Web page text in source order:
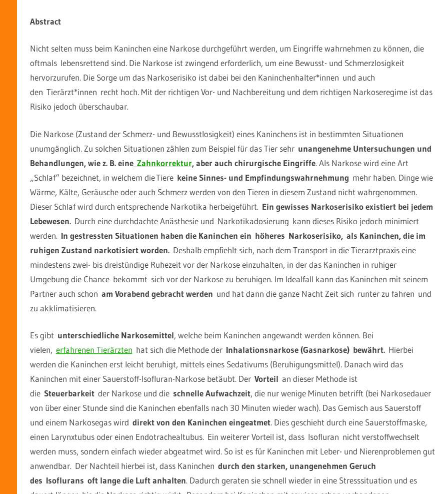
Abstract
Nicht selten muss beim Kaninchen eine Narkose durchgeführt werden, um Eingriffe wahrnehmen zu können, die
oftmals lebensrettend sind. Die Narkose ist zwingend erforderlich, um eine Bewusst- und Schmerzlosigkeit
hervorzurufen. Die Sorge um das Narkoserisiko ist dabei bei den Kaninchenhalter*innen und auch
den Tierärzt*innen recht hoch. Mit der richtigen Vor- und Nachbereitung und dem richtigen Narkoseregime ist das
Risiko jedoch überschaubar.
Die Narkose (Zustand der Schmerz- und Bewusstlosigkeit) eines Kaninchens ist in bestimmten Situationen
unumgänglich. Zu solchen Situationen zählen zum Beispiel für das Tier sehr unangenehme Untersuchungen und
Behandlungen, wie z. B. eineZahnkorrektur, aber auch chirurgische Eingriffe. Als Narkose wird eine Art
„Schlaf“ bezeichnet, in welchem die Tiere keine Sinnes- und Empfindungswahrnehmung mehr haben. Dinge wie
Wärme, Kälte, Geräusche oder auch Schmerz werden von den Tieren in diesem Zustand nicht wahrgenommen.
Dieser Schlaf wird durch entsprechende Narkotika herbeigeführt. Ein gewisses Narkoserisiko existiert bei jedem
Lebewesen.Durch eine durchdachte Anästhesie und Narkotikadosierung kann dieses Risiko jedoch minimiert
werden.In gestressten Situationen haben die Kaninchen ein höheres Narkoserisiko, als Kaninchen, die im
ruhigen Zustand narkotisiert worden.Deshalb empfiehlt sich, nach dem Transport in die Tierarztpraxis eine
mindestens zwei- bis dreistündige Ruhezeit vor der Narkose einzuhalten, in der das Kaninchen in ruhiger
Umgebung die Chance bekommt sich vor der Narkose zu beruhigen. Im Idealfall kann das Kaninchen mit seinem
Partner auch schon am Vorabend gebracht werden und hat dann die ganze Nacht Zeit sich runter zu fahren und
zu akklimatisieren.
Es gibt unterschiedliche Narkosemittel, welche beim Kaninchen angewandt werden können. Bei
vielen, erfahrenen Tierärzten hat sich die Methode der Inhalationsnarkose (Gasnarkose) bewährt.Hierbei
werden die Kaninchen erst leicht beruhigt, mittels eines Sedativums (Beruhigungsmittel). Danach wird das
Kaninchen mit einer Sauerstoff-Isofluran-Narkose betäubt. Der Vorteil an dieser Methode ist
die Steuerbarkeitder Narkose und die schnelle Aufwachzeit, die nur wenige Minuten betrifft (bei Narkosedauer
von über einer Stunde sind die Kaninchen ebenfalls nach 30 Minuten wieder wach). Das Gemisch aus Sauerstoff
und einem Narkosegas wird direkt von den Kaninchen eingeatmet. Dies geschieht durch eine Sauerstoffmaske,
einen Larynxtubus oder einen Endotrachealtubus. Ein weiterer Vorteil ist, dass Isofluran nicht verstoffwechselt
werden muss, sondern einfach wieder abgeatmet wird. So ist es für Kaninchen mit Leber- und Nierenproblemen gut
anwendbar. Der Nachteil hierbei ist, dass Kaninchen durch den starken, unangenehmen Geruch
des Isoflurans oft lange die Luft anhalten. Dadurch geraten sie schnell wieder in eine Stresssituation und es